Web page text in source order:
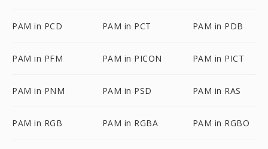
PAM in PCD PAM in PCT PAM in PDB
PAM in PFM PAM in PICON PAM in PICT
PAM in PNM PAM in PSD PAM in RAS
PAM in RGB PAM in RGBA PAM in RGBO